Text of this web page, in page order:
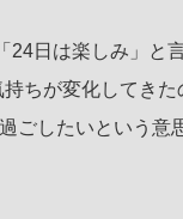
24日は楽しみ」と
ちが変化してきた
ごしたいという意